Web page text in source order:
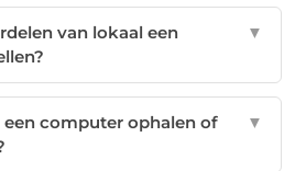
van lokaal een
▼
een computer ophalen of
▼